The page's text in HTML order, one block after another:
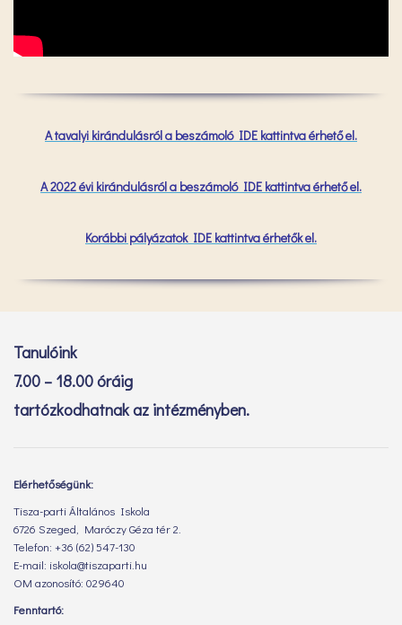
A tavalyi kirándulásról a beszámoló IDE kattintva érhető el.
A 2022 évi kirándulásról a beszámoló IDE kattintva érhető el.
Korábbi pályázatok IDE kattintva érhetők el.
Tanulóink
7.00 – 18.00 óráig
tartózkodhatnak az intézményben.
Elérhetőségünk:
Tisza-parti Általános Iskola
6726 Szeged, Maróczy Géza tér 2.
Telefon: +36 (62) 547-130
E-mail: iskola@tiszaparti.hu
OM azonosító: 029640
Fenntartó: